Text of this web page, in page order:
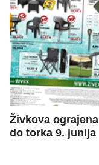
Živkova
do torka 9. junija